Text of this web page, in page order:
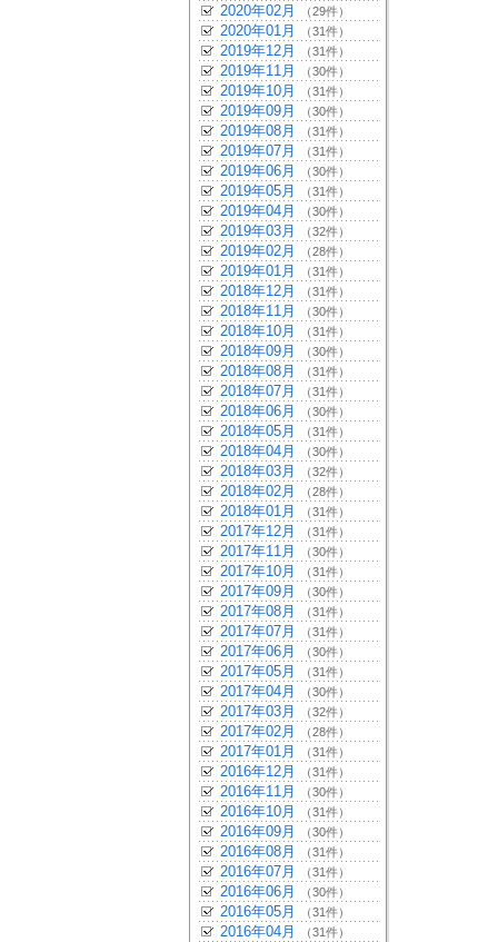
2020年02月 （29件）
2020年01月 （31件）
2019年12月 （31件）
2019年11月 （30件）
2019年10月 （31件）
2019年09月 （30件）
2019年08月 （31件）
2019年07月 （31件）
2019年06月 （30件）
2019年05月 （31件）
2019年04月 （30件）
2019年03月 （32件）
2019年02月 （28件）
2019年01月 （31件）
2018年12月 （31件）
2018年11月 （30件）
2018年10月 （31件）
2018年09月 （30件）
2018年08月 （31件）
2018年07月 （31件）
2018年06月 （30件）
2018年05月 （31件）
2018年04月 （30件）
2018年03月 （32件）
2018年02月 （28件）
2018年01月 （31件）
2017年12月 （31件）
2017年11月 （30件）
2017年10月 （31件）
2017年09月 （30件）
2017年08月 （31件）
2017年07月 （31件）
2017年06月 （30件）
2017年05月 （31件）
2017年04月 （30件）
2017年03月 （32件）
2017年02月 （28件）
2017年01月 （31件）
2016年12月 （31件）
2016年11月 （30件）
2016年10月 （31件）
2016年09月 （30件）
2016年08月 （31件）
2016年07月 （31件）
2016年06月 （30件）
2016年05月 （31件）
2016年04月 （31件）